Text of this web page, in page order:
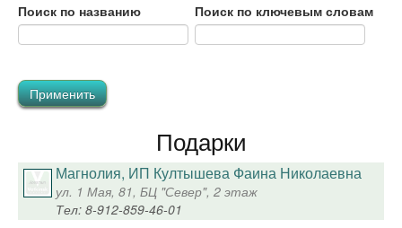
Поиск по названию
Поиск по ключевым словам
Подарки
Магнолия, ИП Култышева Фаина Николаевна
ул. 1 Мая, 81, БЦ "Север", 2 этаж
Тел: 8-912-859-46-01